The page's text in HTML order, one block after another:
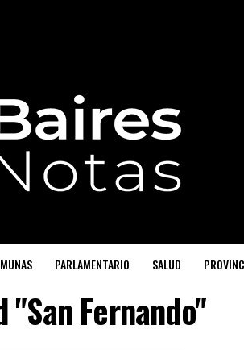
PARLAMENTARIO SALUD
Fernando"